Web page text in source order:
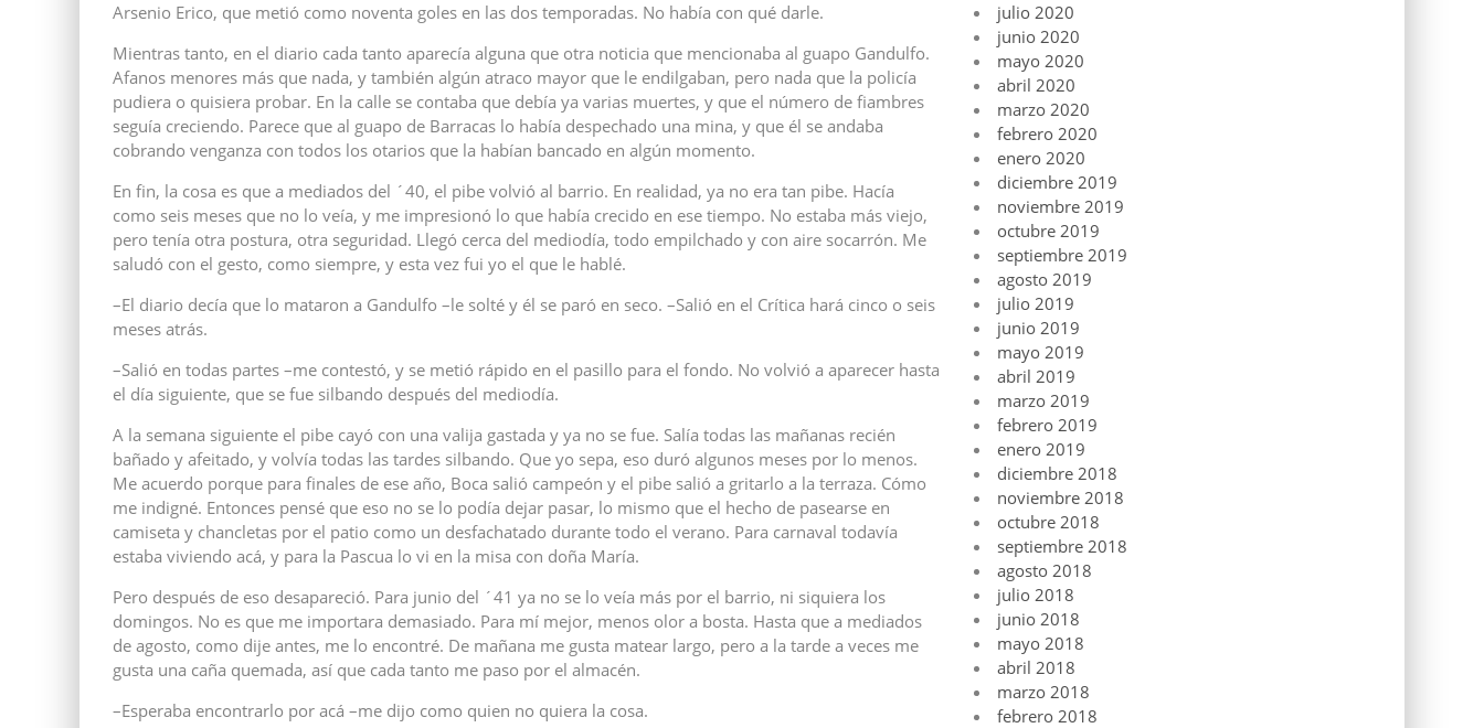
Arsenio Erico, que metió como noventa goles en las dos temporadas. No había con qué darle.
Mientras tanto, en el diario cada tanto aparecía alguna que otra noticia que mencionaba al guapo Gandulfo.
Afanos menores más que nada, y también algún atraco mayor que le endilgaban, pero nada que la policía
pudiera o quisiera probar. En la calle se contaba que debía ya varias muertes, y que el número de fiambres
seguía creciendo. Parece que al guapo de Barracas lo había despechado una mina, y que él se andaba
cobrando venganza con todos los otarios que la habían bancado en algún momento.
En fin, la cosa es que a mediados del ´40, el pibe volvió al barrio. En realidad, ya no era tan pibe. Hacía
como seis meses que no lo veía, y me impresionó lo que había crecido en ese tiempo. No estaba más viejo,
pero tenía otra postura, otra seguridad. Llegó cerca del mediodía, todo empilchado y con aire socarrón. Me
saludó con el gesto, como siempre, y esta vez fui yo el que le hablé.
–El diario decía que lo mataron a Gandulfo –le solté y él se paró en seco. –Salió en el Crítica hará cinco o seis
meses atrás.
–Salió en todas partes –me contestó, y se metió rápido en el pasillo para el fondo. No volvió a aparecer hasta
el día siguiente, que se fue silbando después del mediodía.
A la semana siguiente el pibe cayó con una valija gastada y ya no se fue. Salía todas las mañanas recién
bañado y afeitado, y volvía todas las tardes silbando. Que yo sepa, eso duró algunos meses por lo menos.
Me acuerdo porque para finales de ese año, Boca salió campeón y el pibe salió a gritarlo a la terraza. Cómo
me indigné. Entonces pensé que eso no se lo podía dejar pasar, lo mismo que el hecho de pasearse en
camiseta y chancletas por el patio como un desfachatado durante todo el verano. Para carnaval todavía
estaba viviendo acá, y para la Pascua lo vi en la misa con doña María.
Pero después de eso desapareció. Para junio del ´41 ya no se lo veía más por el barrio, ni siquiera los
domingos. No es que me importara demasiado. Para mí mejor, menos olor a bosta. Hasta que a mediados
de agosto, como dije antes, me lo encontré. De mañana me gusta matear largo, pero a la tarde a veces me
gusta una caña quemada, así que cada tanto me paso por el almacén.
–Esperaba encontrarlo por acá –me dijo como quien no quiera la cosa.
julio 2020
junio 2020
mayo 2020
abril 2020
marzo 2020
febrero 2020
enero 2020
diciembre 2019
noviembre 2019
octubre 2019
septiembre 2019
agosto 2019
julio 2019
junio 2019
mayo 2019
abril 2019
marzo 2019
febrero 2019
enero 2019
diciembre 2018
noviembre 2018
octubre 2018
septiembre 2018
agosto 2018
julio 2018
junio 2018
mayo 2018
abril 2018
marzo 2018
febrero 2018